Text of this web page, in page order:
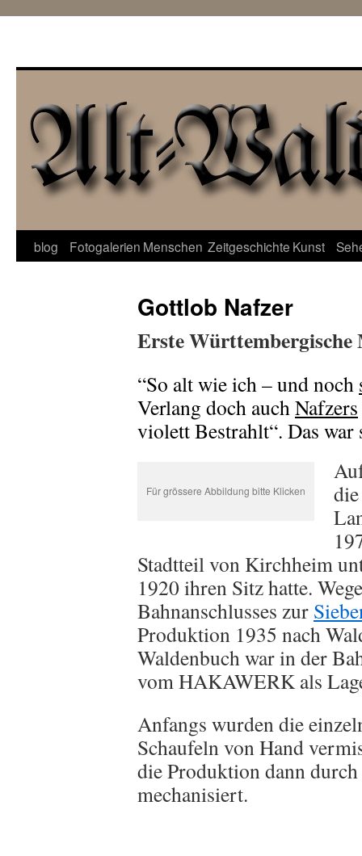
Zum
blog Fotogalerien Menschen Zeitgeschichte Kunst
Gottlob Nafzer
Erste
“So alt wie ich – und noch
Verlang doch auchNafzers
violett Bestrahlt“. Das war
Für grössere Abbildung bitte Klicken
Stadtteil von Kirchheim
1920 ihren Sitz hatte.
Bahnanschlusses zur
Produktion 1935 nach
Waldenbuch war in der
vom HAKAWERK als
Anfangs wurden die
Schaufeln von Hand
die Produktion dann
mechanisiert.